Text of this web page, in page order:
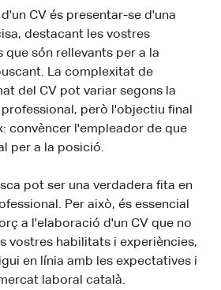
CV és presentar-se d'una
destacant les vostres
són rellevants per a la
La complexitat de
del CV pot variar segons la
però l'objectiu final
convèncer l'empleador de que
per a la posició.
pot ser una verdadera fita en
Per això, és essencial
a l'elaboració d'un CV que no
vostres habilitats i experiències,
en línia amb les expectatives i
laboral català.